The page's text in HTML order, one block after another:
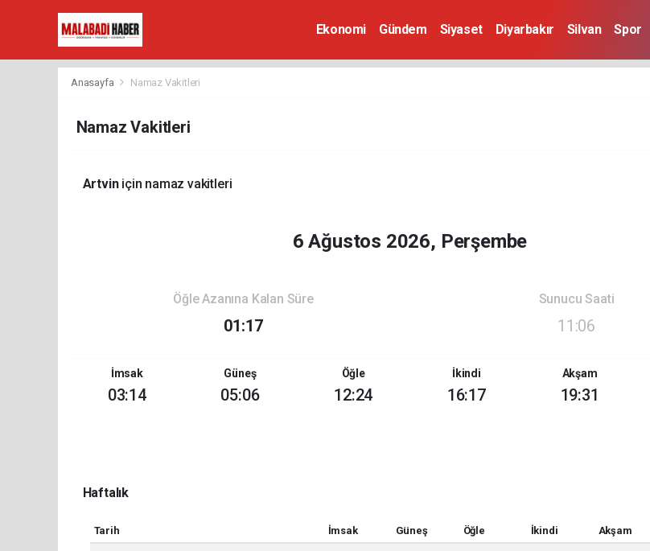
Ekonomi Gündem Siyaset Diyarbakır Silvan Spor
Anasayfa Namaz Vakitleri
Namaz Vakitleri
Artviniçin namaz vakitleri
6 Ağustos 2026, Perşembe
Öğle Azanına Kalan Süre
01:17
Sunucu Saati
11:06
İmsak
03:14
Güneş
05:06
Öğle
12:24
İkindi
16:17
Akşam
19:31
Haftalık
Tarih İmsak Güneş Öğle İkindi Akşam